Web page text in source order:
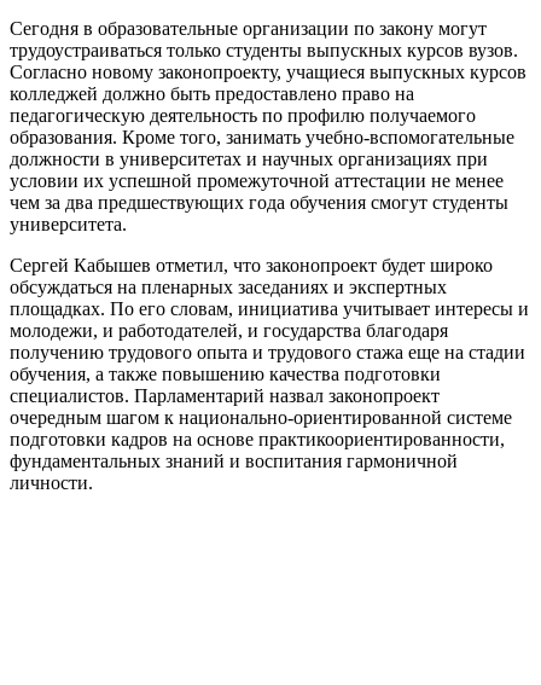
Сегодня в образовательные организации по закону могут
трудоустраиваться только студенты выпускных курсов вузов.
Согласно новому законопроекту, учащиеся выпускных курсов
колледжей должно быть предоставлено право на
педагогическую деятельность по профилю получаемого
образования. Кроме того, занимать учебно-вспомогательные
должности в университетах и научных организациях при
условии их успешной промежуточной аттестации не менее
чем за два предшествующих года обучения смогут студенты
университета.
Сергей Кабышев отметил, что законопроект будет широко
обсуждаться на пленарных заседаниях и экспертных
площадках. По его словам, инициатива учитывает интересы и
молодежи, и работодателей, и государства благодаря
получению трудового опыта и трудового стажа еще на стадии
обучения, а также повышению качества подготовки
специалистов. Парламентарий назвал законопроект
очередным шагом к национально-ориентированной системе
подготовки кадров на основе практикоориентированности,
фундаментальных знаний и воспитания гармоничной
личности.